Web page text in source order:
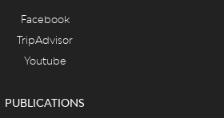
Facebook
TripAdvisor
Youtube
PUBLICATIONS